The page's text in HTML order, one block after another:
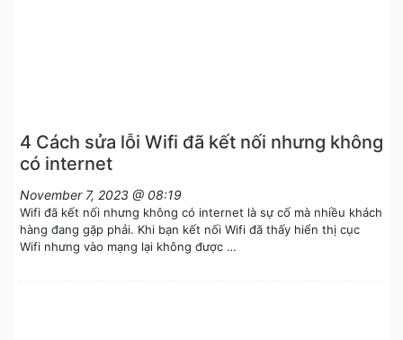
4 Cách sửa lỗi Wifi đã kết nối nhưng không
có internet
November 7, 2023 @ 08:19
Wifi đã kết nối nhưng không có internet là sự cố mà nhiều khách
hàng đang gặp phải. Khi bạn kết nối Wifi đã thấy hiển thị cục
Wifi nhưng vào mạng lại không được …